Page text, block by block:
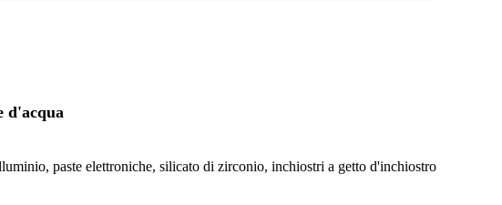
d'acqua
paste elettroniche, silicato di zirconio, inchiostri a getto d'inchiostro